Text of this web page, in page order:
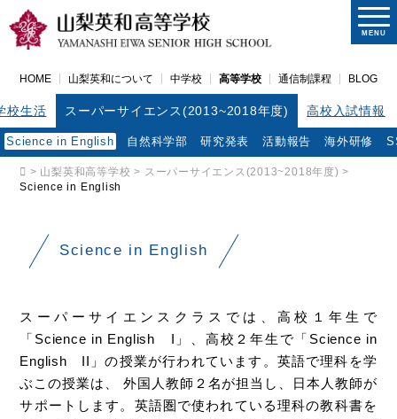
MENU
HOME 山梨英和について 中学校 高等学校 通信制課程 BLOG
校生活 スーパーサイエンス(2013~2018年度) 高校入試情報
Science in English 自然科学部 研究発表 活動報告 海外研修
> 山梨英和高等学校 > スーパーサイエンス(2013~2018年度) >
Science in English
Science in English
スーパーサイエンスクラスでは、高校１年生で
「Science in English I」、高校２年生で「Science in
English II」の授業が行われています。英語で理科を学
ぶこの授業は、 外国人教師２名が担当し、日本人教師が
サポートします。英語圏で使われている理科の教科書を